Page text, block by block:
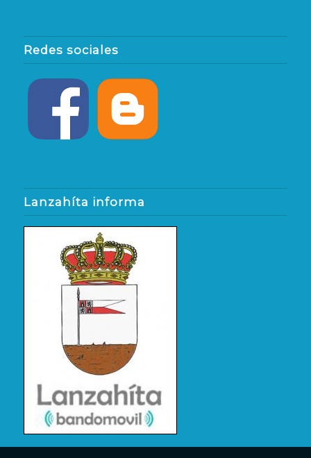
Redes sociales
Lanzahíta informa